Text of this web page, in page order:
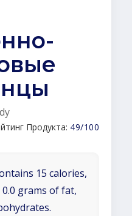
Продукта: 49/100
15 calories,
grams of fat,